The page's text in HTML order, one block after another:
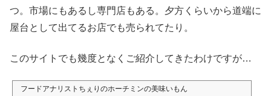
つ。市場にもあるし専門店もある。夕方くらいから道端に
屋台として出てるお店でも売られてたり。
このサイトでも幾度となくご紹介してきたわけですが…
フードアナリストちぇりのホーチミンの美味いもん